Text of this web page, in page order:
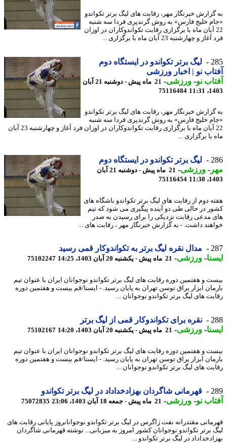
خبرنگار مهر، رقابت های لیگ برتر تکواندو
خلیج فارس» به روش گرندپری فردا سه شنبه
آبان ماه با برگزاری رقابت تکواندوکاران در اوزان
و چهارشنبه 23 آبان ماه با برگزاری ...
لیگ برتر تکواندو در ایستگاه دوم
نو | اخبار ورزشی
نو- ورزشی-
21 ماه پیش - دوشنبه 21 آبان
75116484
خبرنگار مهر، رقابت های لیگ برتر تکواندو
خلیج فارس» به روش گرندپری فردا سه شنبه
22 آبان ماه با برگزاری رقابت تکواندوکاران در اوزان فرد آغاز و چهارشنبه 23 آبان
با برگزاری ...
لیگ برتر تکواندو در ایستگاه دوم
-ورزشی-
21 ماه پیش - دوشنبه 21 آبان
75116454
دوم از رقابت های لیگ برتر تکواندو باشگاه های
در حالی طی دو آینده پیگیری می شود که تیم
مدعی رقابت نزدیکی را برای رسیدن به صدر
داشت. - به گزارش خبرنگار مهر ، رقابت های ...
مدال نقره لیگ برتر به تکواندوکار قمی رسید
-ورزشی-21 ماه پیش - یکشنبه 20 آبان 1403، 14:25 75102247
و هفتمین دوره رقابت های لیگ برتر تکواندو نوجوانان ایران با عنوان تیم
ابزار یراق توسن تهران به پایان رسید. - ایسنا/قم بیست و هفتمین دوره
های لیگ برتر تکواندو نوجوانان ...
نقره برای تکواندوکار قمی از لیگ برتر
-ورزشی-21 ماه پیش - یکشنبه 20 آبان 1403، 14:20 75102167
و هفتمین دوره رقابت های لیگ برتر تکواندو نوجوانان ایران با عنوان تیم
ابزار یراق توسن تهران به پایان رسید. - ایسنا/قم بیست و هفتمین دوره
های لیگ برتر تکواندو نوجوانان ...
قهرمانی شاگردان بهزادخداداد در لیگ برتر تکواندو
نو- ورزشی-21 ماه پیش - جمعه 18 آبان 1403، 23:06 75072835
مقتدرانه نفت زاگرس در لیگ برتر تکواندو نوجوانانروز پایانی رقابت های
برتر تکواندو نوجوانان کشور امروز به میزبانی... نوشته قهرمانی شاگردان
در لیگ برتر تکواندو ...